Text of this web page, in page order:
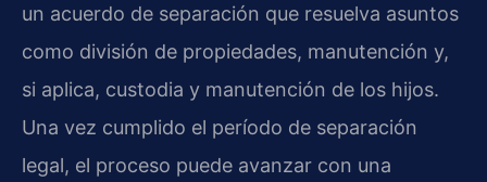
un acuerdo de separación que resuelva asuntos
como división de propiedades, manutención y,
si aplica, custodia y manutención de los hijos.
Una vez cumplido el período de separación
legal, el proceso puede avanzar con una